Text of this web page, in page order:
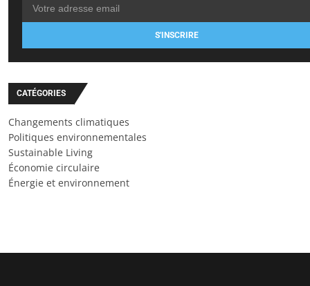
S'INSCRIRE
CATÉGORIES
Changements climatiques
Politiques environnementales
Sustainable Living
Économie circulaire
Énergie et environnement